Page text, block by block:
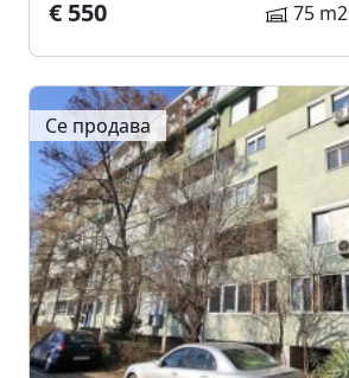
€ 550 75 m2
Се продава